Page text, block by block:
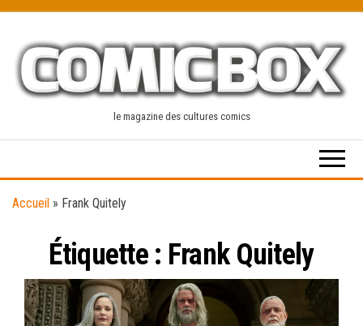
content
le magazine des cultures comics
Accueil » Frank Quitely
Étiquette : Frank Quitely